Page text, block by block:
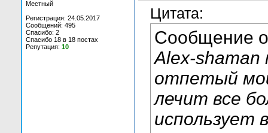
Местный
Регистрация: 24.05.2017
Сообщений: 495
Спасибо: 2
Спасибо 18 в 18 постах
Репутация: 10
Цитата:
Сообщение
Alex-shaman
отпетый
лечит все
использует